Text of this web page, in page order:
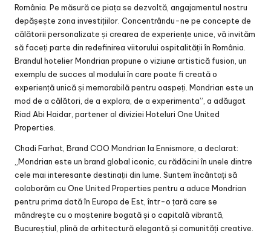
România. Pe măsură ce piața se dezvoltă, angajamentul nostru
depășește zona investițiilor. Concentrându-ne pe concepte de
călătorii personalizate și crearea de experiențe unice, vă invităm
să faceți parte din redefinirea viitorului ospitalității în România.
Brandul hotelier Mondrian propune o viziune artistică fusion, un
exemplu de succes al modului în care poate fi creată o
experiență unică și memorabilă pentru oaspeți. Mondrian este un
mod de a călători, de a explora, de a experimenta”, a adăugat
Riad Abi Haidar, partener al diviziei Hoteluri One United
Properties.
Chadi Farhat, Brand COO Mondrian la Ennismore, a declarat:
„Mondrian este un brand global iconic, cu rădăcini în unele dintre
cele mai interesante destinații din lume. Suntem încântați să
colaborăm cu One United Properties pentru a aduce Mondrian
pentru prima dată în Europa de Est, într-o țară care se
mândrește cu o moștenire bogată și o capitală vibrantă,
Bucureștiul, plină de arhitectură elegantă și comunități creative.